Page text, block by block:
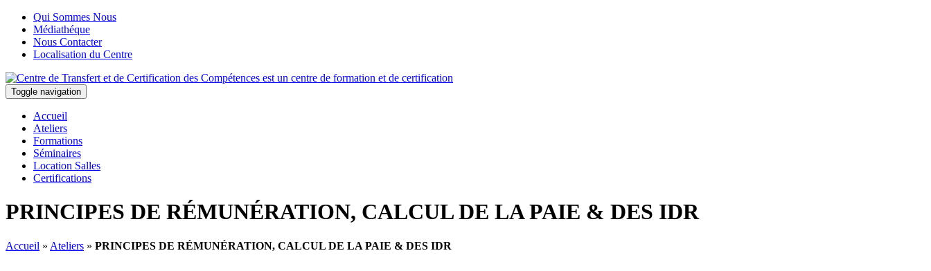
Qui Sommes Nous
Médiathéque
Nous Contacter
Localisation du Centre
Toggle navigation
Accueil
Ateliers
Formations
Séminaires
Location Salles
Certifications
PRINCIPES DE RÉMUNÉRATION, CALCUL DE LA PAIE & DES IDR
Accueil » Ateliers » PRINCIPES DE RÉMUNÉRATION, CALCUL DE LA PAIE & DES IDR